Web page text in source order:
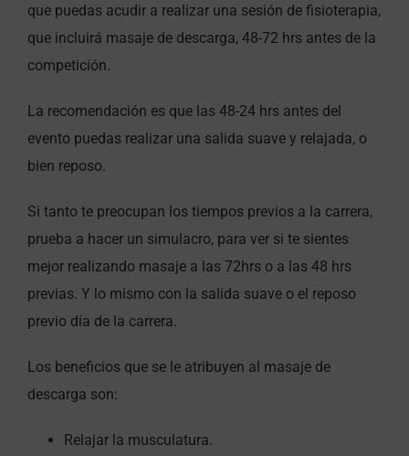
que puedas acudir a realizar una sesión de fisioterapia,
que incluirá masaje de descarga, 48-72 hrs antes de la
competición.
La recomendación es que las 48-24 hrs antes del
evento puedas realizar una salida suave y relajada, o
bien reposo.
Si tanto te preocupan los tiempos previos a la carrera,
prueba a hacer un simulacro, para ver si te sientes
mejor realizando masaje a las 72hrs o a las 48 hrs
previas. Y lo mismo con la salida suave o el reposo
previo día de la carrera.
Los beneficios que se le atribuyen al masaje de
descarga son:
Relajar la musculatura.